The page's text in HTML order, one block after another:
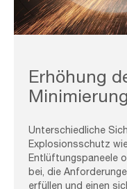
Erhöhung
Unterschiedliche
Explosionsschutz
Entlüftungspaneele
bei, die
erfüllen und einen